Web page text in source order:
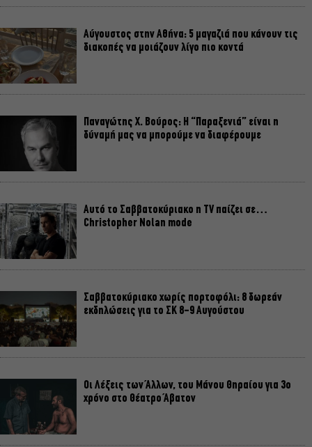
Αύγουστος στην Αθήνα: 5 μαγαζιά που κάνουν τις
διακοπές να μοιάζουν λίγο πιο κοντά
Παναγώτης Χ. Βούρος: Η “Παραξενιά” είναι η
δύναμή μας να μπορούμε να διαφέρουμε
Αυτό το Σαββατοκύριακο η TV παίζει σε…
Christopher Nolan mode
Σαββατοκύριακο χωρίς πορτοφόλι: 8 δωρεάν
εκδηλώσεις για το ΣΚ 8-9 Αυγούστου
Οι Λέξεις των Άλλων, του Μάνου Θηραίου για 3ο
χρόνο στο Θέατρο Άβατον